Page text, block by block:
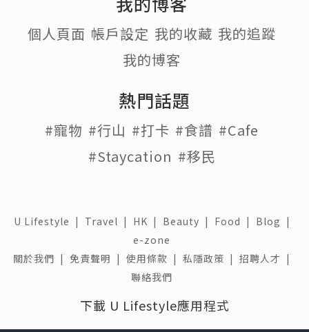
許多人希望透過保養改善眼周紋路，但真
正重要的並不是追求快速淡化，而是了解
形成原因，再建立穩定的保養與生活習
眼角細紋為什麼會越來越明顯？
眼周是全臉最薄的肌膚區域之一，皮脂分
著眼輪匝肌反覆收縮，如果肌膚彈性逐漸
下降，紋路便可能慢慢固定下來。
除了年齡增長造成膠原蛋白流失，紫外線
也是影響眼周老化的重要因素。長時間日
曬容易降低肌膚彈性，而熬夜、睡眠不